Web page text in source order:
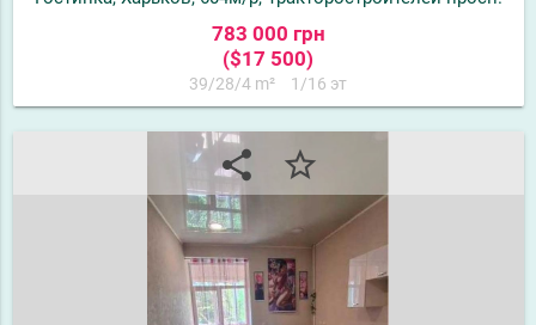
783 000 грн
($17 500)
39/28/4 m² 1/16 эт
share star_border